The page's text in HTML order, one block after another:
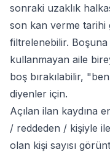
sonraki uzaklık
son kan verme tarihi
filtrelenebilir. Boşuna
kullanmayan aile
boş bırakılabilir,
diyenler için.
Açılan ilan kaydına
/ reddeden / kişiyle
olan kişi sayısı